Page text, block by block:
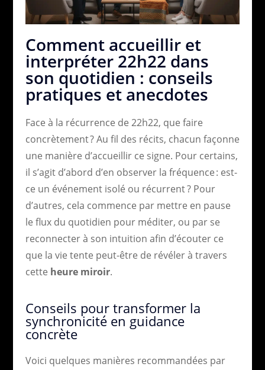
Comment accueillir et
interpréter 22h22 dans
son quotidien : conseils
pratiques et anecdotes
Face à la récurrence de 22h22, que faire
concrètement ? Au fil des récits, chacun façonne
une manière d’accueillir ce signe. Pour certains,
il s’agit d’abord d’en observer la fréquence : est-
ce un événement isolé ou récurrent ? Pour
d’autres, cela commence par mettre en pause
le flux du quotidien pour méditer, ou par se
reconnecter à son intuition afin d’écouter ce
que la vie tente peut-être de révéler à travers
cette heure miroir.
Conseils pour transformer la
synchronicité en guidance
concrète
Voici quelques manières recommandées par